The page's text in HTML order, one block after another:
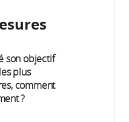
son objectif
plus
comment
?